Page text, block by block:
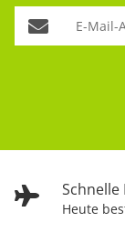
Schnelle
Heute